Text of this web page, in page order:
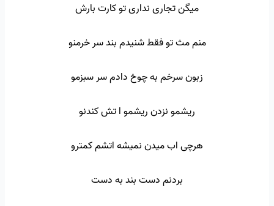
میگن تجاری نداری تو کارت بارش
منم مث تو فقط شنیدم بند سر خرمنو
زبون سرخم به چوخ دادم سر سبزمو
ریشمو نزدن ریشمو ا تش کندنو
هرچی اب میدن نمیشه اتشم کمترو
بردنم دست بند به دست